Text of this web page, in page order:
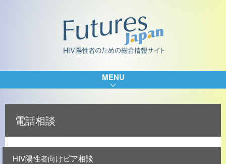
MENU
電話相談
HIV陽性者向けピア相談